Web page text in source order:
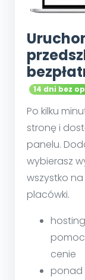
14 dni bez
Po kilku
stronę i
panelu.
wybierasz
wszystko
placówki.
cenie
ponad